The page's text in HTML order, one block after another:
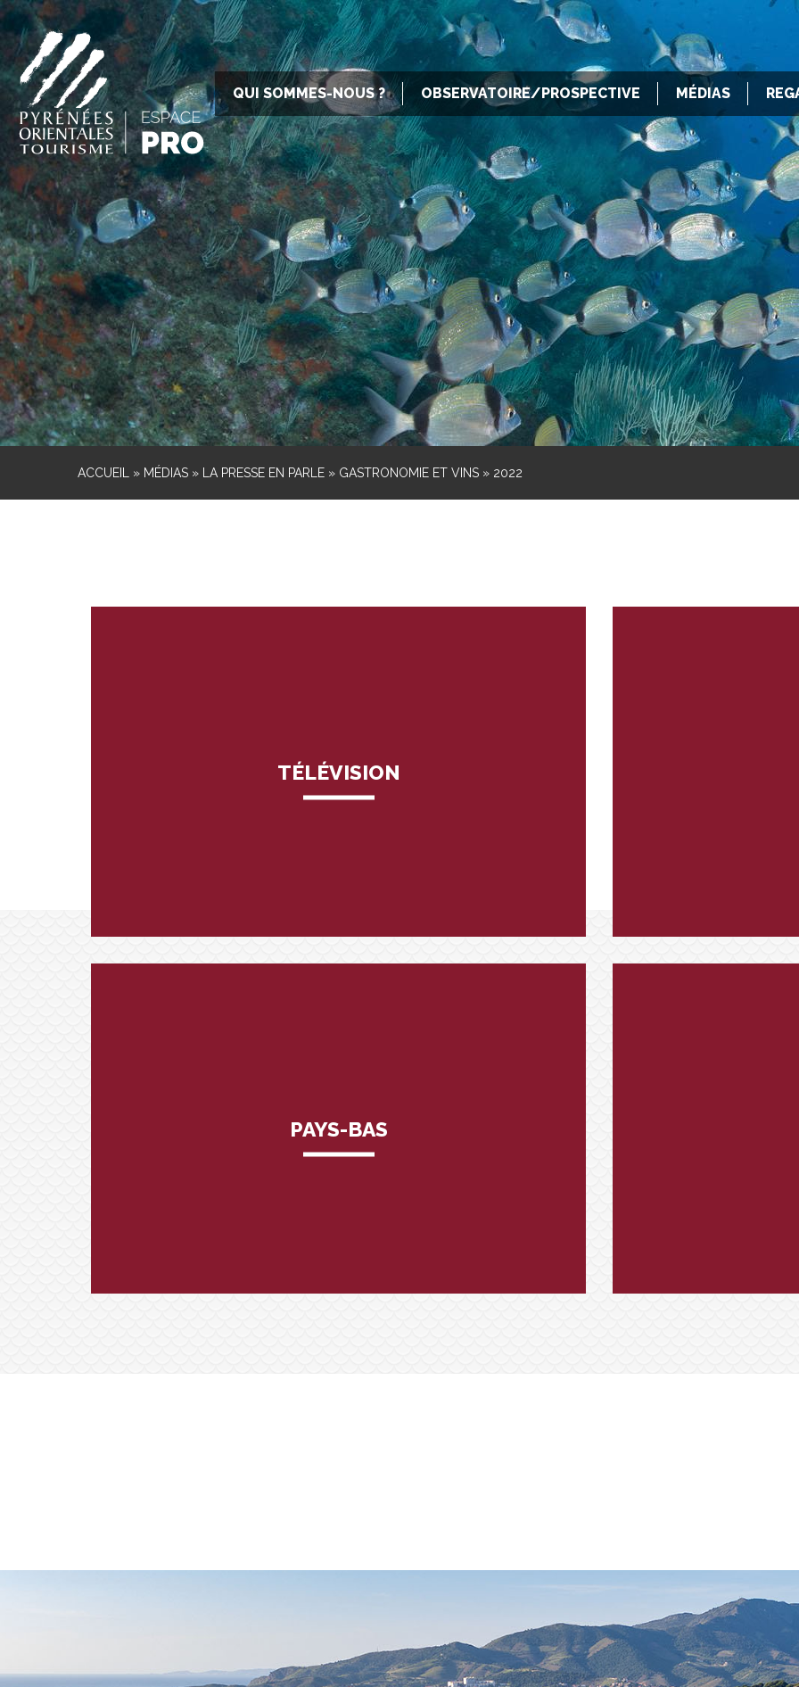
QUI SOMMES-NOUS ? OBSERVATOIRE/PROSPECTIVE MÉDIAS
ACCUEIL » MÉDIAS » LA PRESSE EN PARLE » GASTRONOMIE ET VINS » 2022
TÉLÉVISION
PAYS-BAS